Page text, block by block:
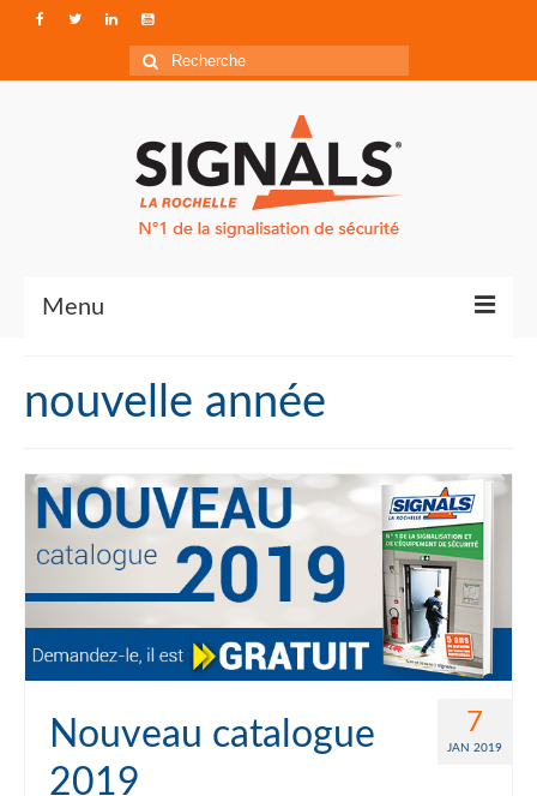
Rechercher
:
Menu
Qui sommes-nous ?
Accéder à Signals
nouvelle année
7
JAN 2019
Nouveau catalogue
2019